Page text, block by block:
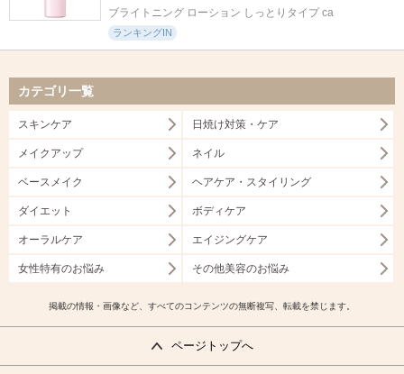
ブライトニング ローション しっとりタイプ ca
ランキングIN
カテゴリ一覧
スキンケア 日焼け対策・ケア
メイクアップ ネイル
ベースメイク ヘアケア・スタイリング
ダイエット ボディケア
オーラルケア エイジングケア
女性特有のお悩み その他美容のお悩み
掲載の情報・画像など、すべてのコンテンツの無断複写、転載を禁じます。
ページトップへ